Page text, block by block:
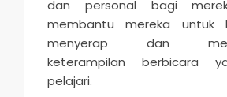
dan personal bagi
membantu mereka untuk
menyerap dan
keterampilan berbicara
pelajari.